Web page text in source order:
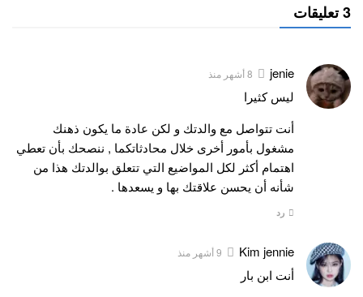
3 تعليقات
jenie 8 أشهر منذ
ليس كثيرا
أنت تتواصل مع والدتك و لكن عادة ما يكون ذهنك
مشغول بأمور أخرى خلال محادثاتكما , ننصحك بأن تعطي
اهتمام أكثر لكل المواضيع التي تتعلق بوالدتك هذا من
شأنه أن يحسن علاقتك بها و يسعدها .
رد
Kim jennie 9 أشهر منذ
أنت ابن بار